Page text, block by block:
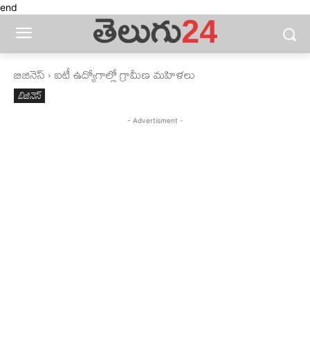
end
బిజినెస్‌ ఐటీ ఉద్యోగాల్లో గ్రామీణ మహిళలు
బిజినెస్‌
- Advertisment -